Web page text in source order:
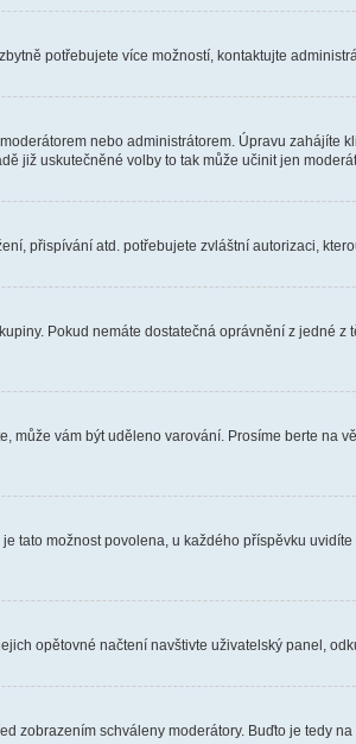
potřebujete více možností, kontaktujte
nebo administrátorem. Úpravu
již uskutečněné volby to tak může učinit jen
přispívání atd. potřebujete zvláštní autorizaci,
Pokud nemáte dostatečná oprávnění z jedné
může vám být uděleno varování. Prosíme berte
tato možnost povolena, u každého příspěvku
opětovné načtení navštivte uživatelský panel,
zobrazením schváleny moderátory. Buďto je tedy